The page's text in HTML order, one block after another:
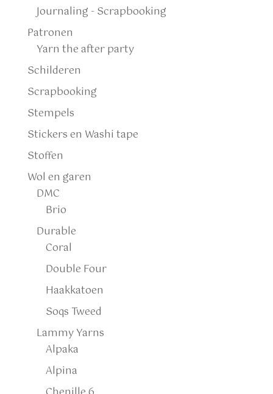
Journaling - Scrapbooking
Patronen
Yarn the after party
Schilderen
Scrapbooking
Stempels
Stickers en Washi tape
Stoffen
Wol en garen
DMC
Brio
Durable
Coral
Double Four
Haakkatoen
Soqs Tweed
Lammy Yarns
Alpaka
Alpina